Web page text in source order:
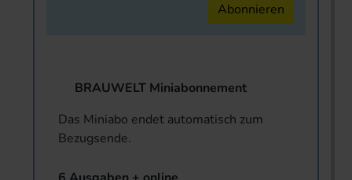
Abonnieren
BRAUWELT Miniabonnement
Das Miniabo endet automatisch zum
Bezugsende.